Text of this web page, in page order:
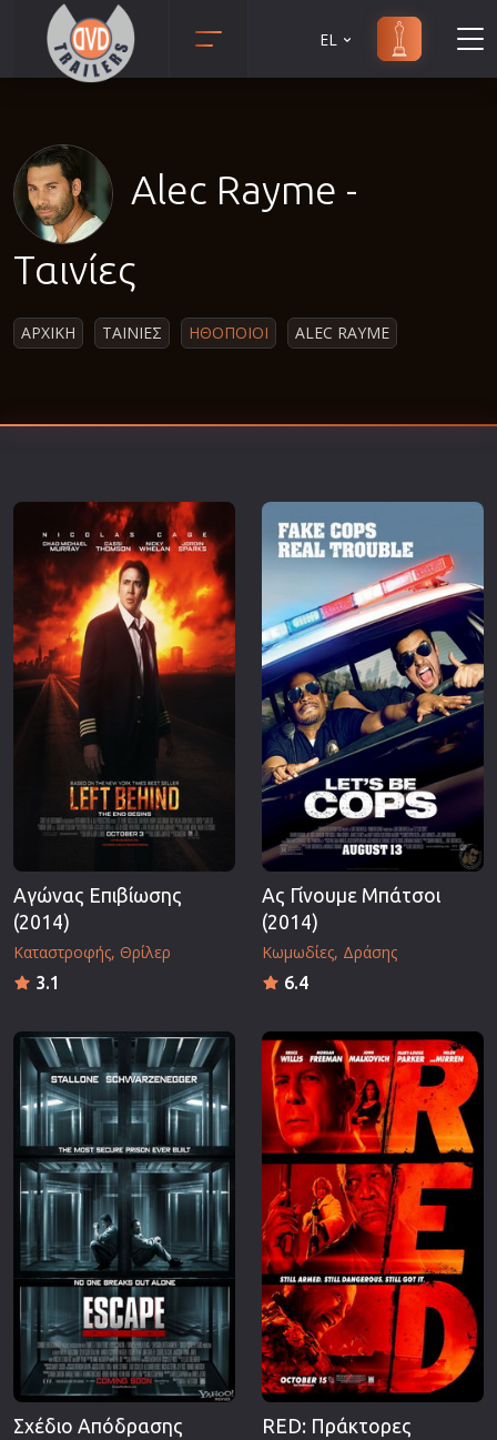
Αισθησιακές
Γουέστερν
Επιστημονικής Φαντασίας
Ερωτικές
Ευρωπαικός Κινηματογράφος
Θρησκευτικές
Θρίλερ
Ιστορικές
Καταστροφής
Κλασσικές
EL
Alec Rayme -
Ταινίες
ΑΡΧΙΚΗ ΤΑΙΝΙΕΣ ΗΘΟΠΟΙΟΙ ALEC RAYME
Αγώνας Επιβίωσης
(2014)
Καταστροφής Θρίλερ
3.1
Ας Γίνουμε Μπάτσοι
(2014)
Κωμωδίες Δράσης
6.4
Σχέδιο Απόδρασης
RED: Πράκτορες